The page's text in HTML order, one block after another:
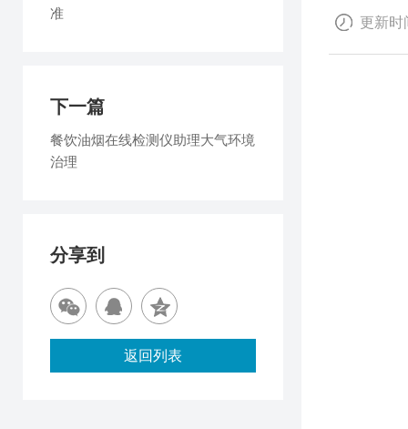
更新时
准
下一篇
餐饮油烟在线检测仪助理大气环境
治理
分享到
返回列表